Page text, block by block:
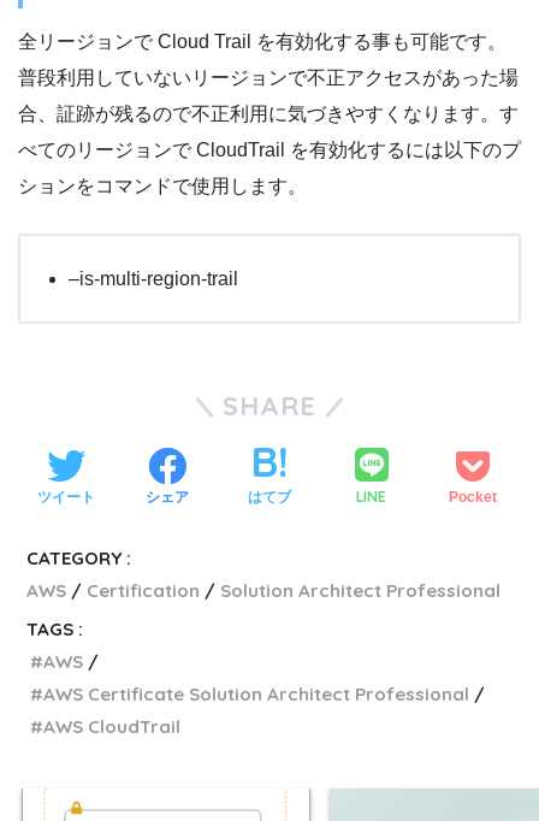
全リージョンで Cloud Trail を有効化する事も可能です。
普段利用していないリージョンで不正アクセスがあった場
合、証跡が残るので不正利用に気づきやすくなります。す
べてのリージョンで CloudTrail を有効化するには以下のプ
ションをコマンドで使用します。
–is-multi-region-trail
SHARE
ツイート シェア はてブ LINE Pocket
CATEGORY :
AWS
Certification
Solution Architect Professional
TAGS :
AWS
AWS Certificate Solution Architect Professional
AWS CloudTrail